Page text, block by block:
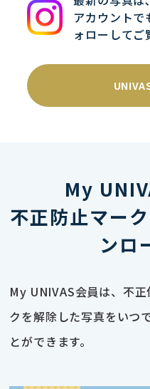
アカウントで
ォローしてご
My
不正防止マー
ンロ
My UNIVAS会員は、不
クを解除した写真をいつ
とができます。